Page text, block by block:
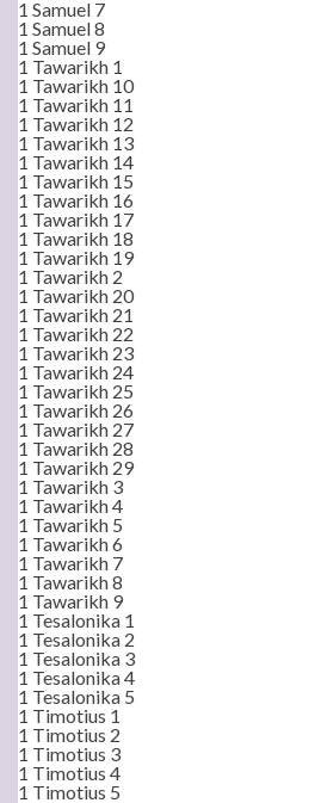
1 Samuel 7
1 Samuel 8
1 Samuel 9
1 Tawarikh 1
1 Tawarikh 10
1 Tawarikh 11
1 Tawarikh 12
1 Tawarikh 13
1 Tawarikh 14
1 Tawarikh 15
1 Tawarikh 16
1 Tawarikh 17
1 Tawarikh 18
1 Tawarikh 19
1 Tawarikh 2
1 Tawarikh 20
1 Tawarikh 21
1 Tawarikh 22
1 Tawarikh 23
1 Tawarikh 24
1 Tawarikh 25
1 Tawarikh 26
1 Tawarikh 27
1 Tawarikh 28
1 Tawarikh 29
1 Tawarikh 3
1 Tawarikh 4
1 Tawarikh 5
1 Tawarikh 6
1 Tawarikh 7
1 Tawarikh 8
1 Tawarikh 9
1 Tesalonika 1
1 Tesalonika 2
1 Tesalonika 3
1 Tesalonika 4
1 Tesalonika 5
1 Timotius 1
1 Timotius 2
1 Timotius 3
1 Timotius 4
1 Timotius 5